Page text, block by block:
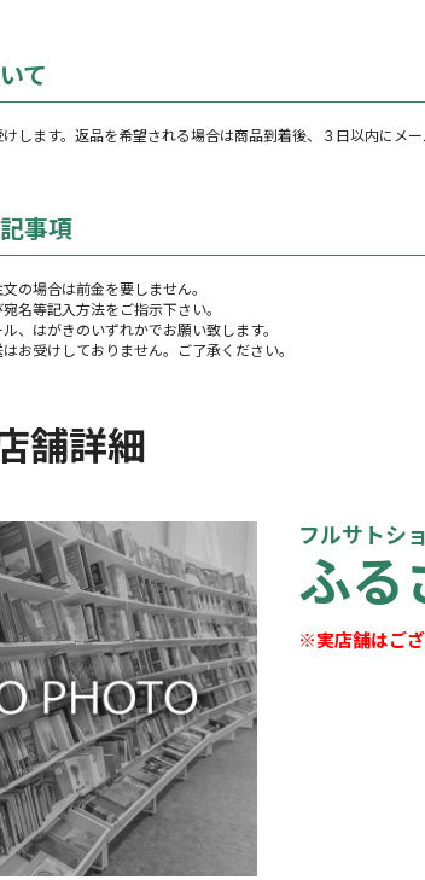
て
します。返品を希望される場合は商品到着後、３日以内にメー
事項
の場合は前金を要しません。
名等記入方法をご指示下さい。
、はがきのいずれかでお願い致します。
お受けしておりません。ご了承ください。
舗詳細
フルサトシ
ふる
※実店舗はご